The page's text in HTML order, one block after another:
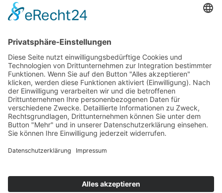
Blaufußtölpeln, Darwinfinken & Co.
10 Tage ab San Cristóbal bis Santa Cruz
ab 2.614,— €